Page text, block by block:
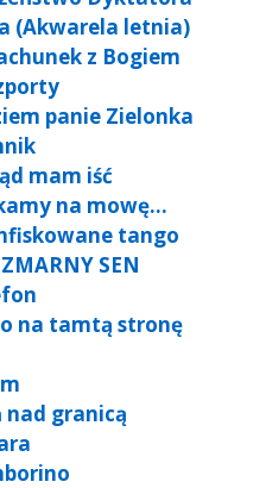
(Akwarela letnia)
z Bogiem
panie Zielonka
mam iść
na mowę…
tango
SEN
na tamtą stronę
nad granicą